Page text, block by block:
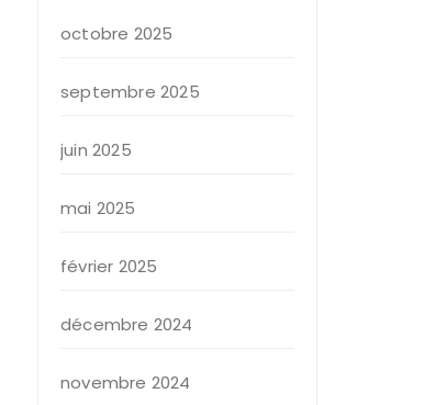
octobre 2025
septembre 2025
juin 2025
mai 2025
février 2025
décembre 2024
novembre 2024